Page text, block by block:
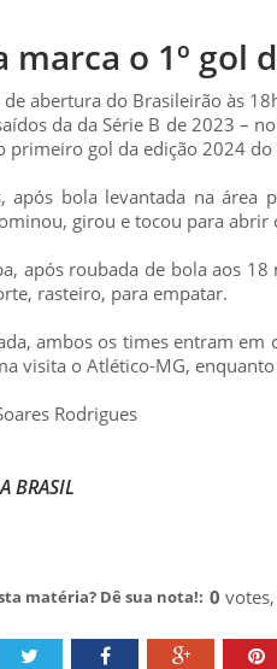
marca o 1º gol
abertura do Brasileirão às
da da Série B de 2023 –
primeiro gol da edição 2024
após bola levantada na área
girou e tocou para abrir
após roubada de bola aos
rasteiro, para empatar.
ambos os times entram
visita o Atlético-MG,
Rodrigues
BRASIL
matéria? Dê sua nota!: 0 votes,